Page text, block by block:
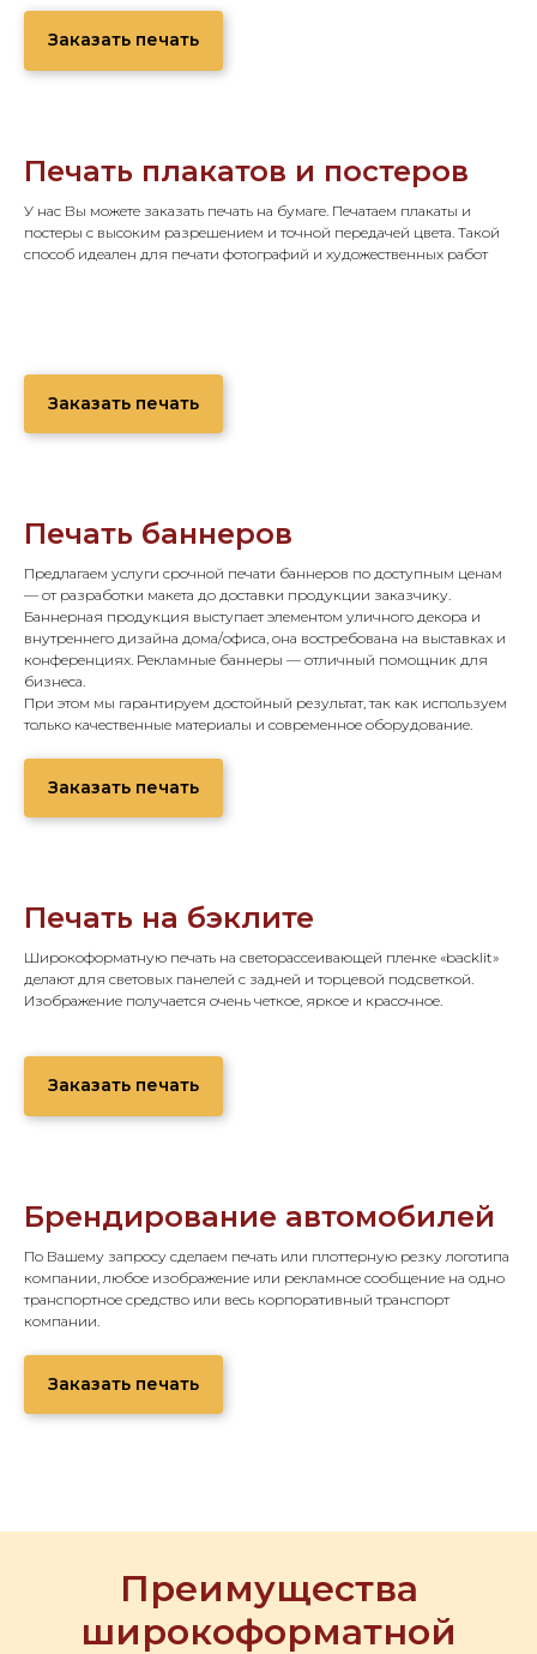
Заказать печать
Печать плакатов и постеров
У нас Вы можете заказать печать на бумаге. Печатаем плакаты и
постеры с высоким разрешением и точной передачей цвета. Такой
способ идеален для печати фотографий и художественных работ
Заказать печать
Печать баннеров
Предлагаем услуги срочной печати баннеров по доступным ценам
— от разработки макета до доставки продукции заказчику.
Баннерная продукция выступает элементом уличного декора и
внутреннего дизайна дома/офиса, она востребована на выставках и
конференциях. Рекламные баннеры — отличный помощник для
бизнеса.
При этом мы гарантируем достойный результат, так как используем
только качественные материалы и современное оборудование.
Заказать печать
Печать на бэклите
Широкоформатную печать на светорассеивающей пленке «backlit»
делают для световых панелей с задней и торцевой подсветкой.
Изображение получается очень четкое, яркое и красочное.
Заказать печать
Брендирование автомобилей
По Вашему запросу сделаем печать или плоттерную резку логотипа
компании, любое изображение или рекламное сообщение на одно
транспортное средство или весь корпоративный транспорт
компании.
Заказать печать
Преимущества
широкоформатной